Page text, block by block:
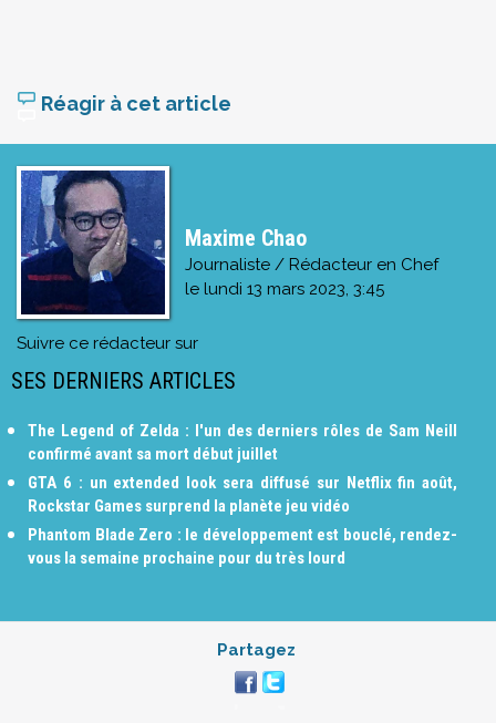
Réagir à cet article
Maxime Chao
Journaliste / Rédacteur en Chef
le lundi 13 mars 2023, 3:45
Suivre ce rédacteur sur
SES DERNIERS ARTICLES
The Legend of Zelda : l'un des derniers rôles de Sam Neill
confirmé avant sa mort début juillet
GTA 6 : un extended look sera diffusé sur Netflix fin août,
Rockstar Games surprend la planète jeu vidéo
Phantom Blade Zero : le développement est bouclé, rendez-
vous la semaine prochaine pour du très lourd
Partagez